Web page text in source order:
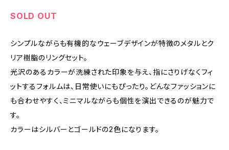
SOLD OUT
シンプルながらも有機的なウェーブデザインが特徴のメタルとク
リア樹脂のリングセット。
光沢のあるカラーが洗練された印象を与え、指にさりげなくフィ
ットするフォルムは、日常使いにもぴったり。どんなファッションに
も合わせやすく、ミニマルながらも個性を演出できるのが魅力で
す。
カラーはシルバーとゴールドの2色になります。